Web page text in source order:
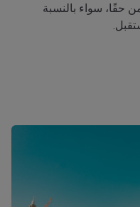
حقًا، سواء بالنسبة